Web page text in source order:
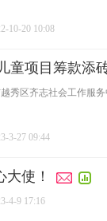
10-20 10:08
童项目筹款添
秀区齐志社会工作服
3-27 09:44
使！
4-9 17:16